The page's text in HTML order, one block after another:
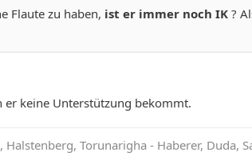
Flaute zu haben, ist er immer noch IK ?
er keine Unterstützung bekommt.
Torunarigha - Haberer, Duda,